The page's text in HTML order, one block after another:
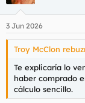
3 Jun 2026
Troy McClon
Te explicaría lo
haber comprado
cálculo sencillo.